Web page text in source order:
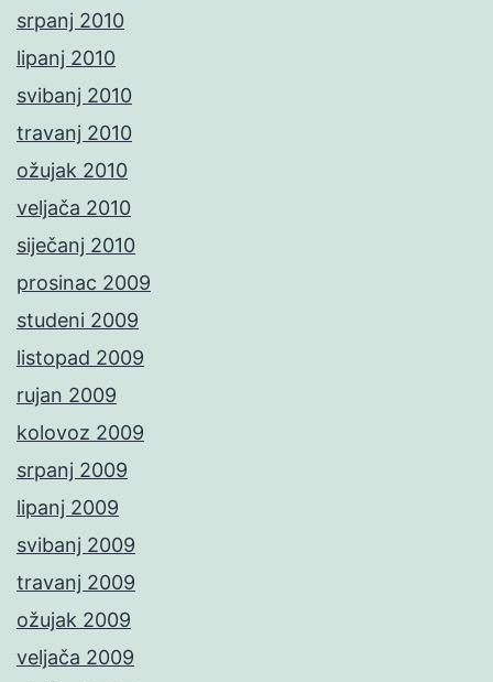
srpanj 2010
lipanj 2010
svibanj 2010
travanj 2010
ožujak 2010
veljača 2010
siječanj 2010
prosinac 2009
studeni 2009
listopad 2009
rujan 2009
kolovoz 2009
srpanj 2009
lipanj 2009
svibanj 2009
travanj 2009
ožujak 2009
veljača 2009